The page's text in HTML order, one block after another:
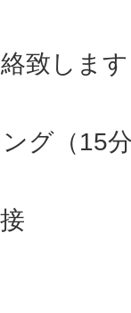
致します
グ（15